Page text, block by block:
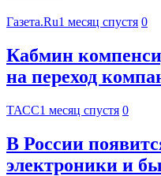
Газета.Ru1 месяц спустя 0
Кабмин
на переход
ТАСС1 месяц спустя 0
В России
электроники и